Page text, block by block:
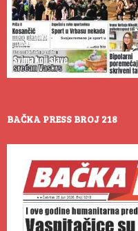
BAČKA PRESS BROJ 218